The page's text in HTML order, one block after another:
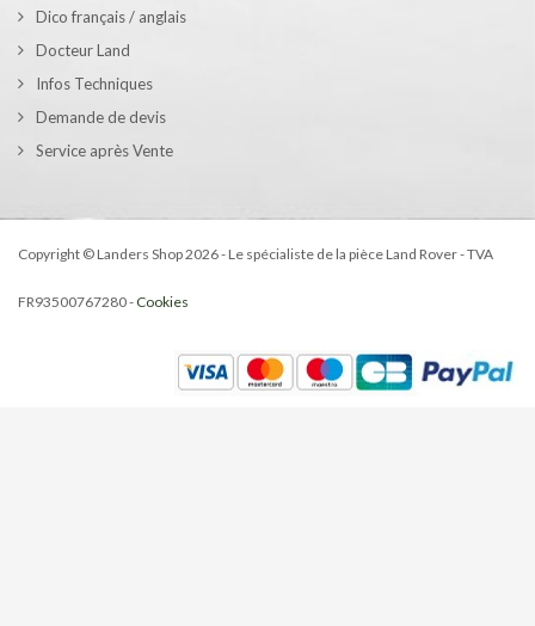
Dico français / anglais
Docteur Land
Infos Techniques
Demande de devis
Service après Vente
Copyright © Landers Shop 2026 - Le spécialiste de la pièce Land Rover - TVA
FR93500767280 - Cookies